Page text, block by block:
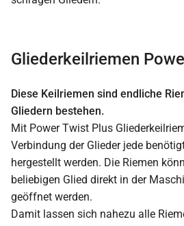
Gliederkeilriemen
Diese Keilriemen sind endliche
Gliedern bestehen.
Mit Power Twist Plus
Verbindung der Glieder jede
hergestellt werden. Die Riemen
beliebigen Glied direkt in der
geöffnet werden.
Damit lassen sich nahezu alle